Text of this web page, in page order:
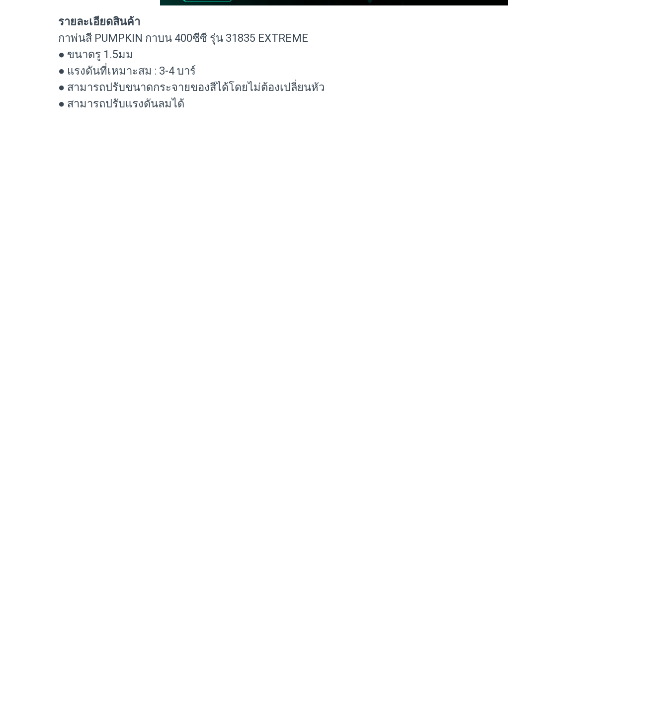
รายละเอียดสินค้า
กาพ่นสี PUMPKIN กาบน 400ซีซี รุ่น 31835 EXTREME
● ขนาดรู 1.5มม
● แรงดันที่เหมาะสม : 3-4 บาร์
● สามารถปรับขนาดกระจายของสีได้โดยไม่ต้องเปลี่ยนหัว
● สามารถปรับแรงดันลมได้